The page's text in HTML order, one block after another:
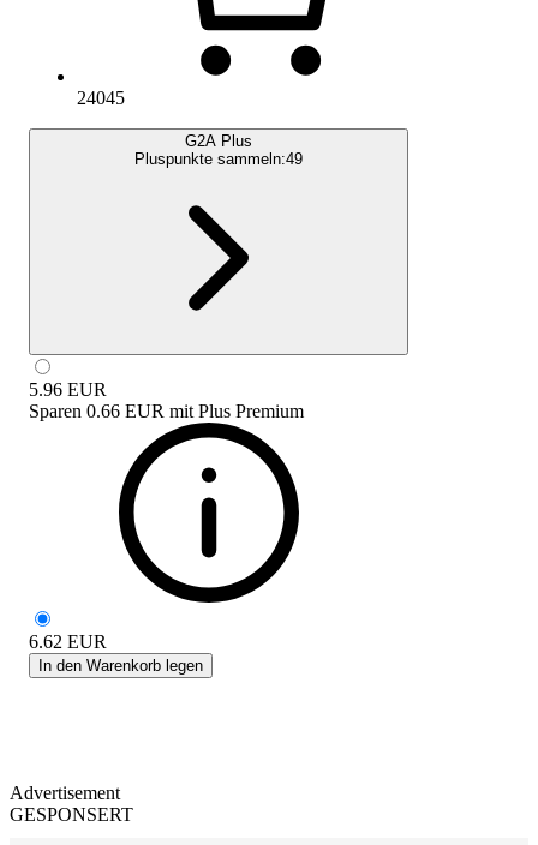
24045
G2A Plus
Pluspunkte sammeln:49
5.96 EUR
Sparen 0.66 EUR mit Plus Premium
6.62 EUR
In den Warenkorb legen
Advertisement
GESPONSERT